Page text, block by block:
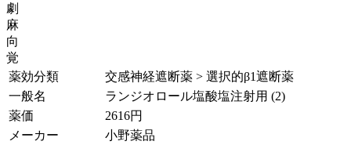
劇
麻
向
覚
薬効分類
交感神経遮断薬 > 選択的β1遮断薬
一般名
ランジオロール塩酸塩注射用 (2)
薬価
2616円
メーカー
小野薬品